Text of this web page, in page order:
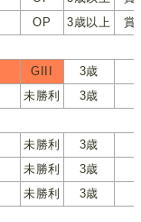
OP 3歳以上 賞
GIII 3歳
未勝利 3歳
未勝利 3歳
未勝利 3歳
未勝利 3歳